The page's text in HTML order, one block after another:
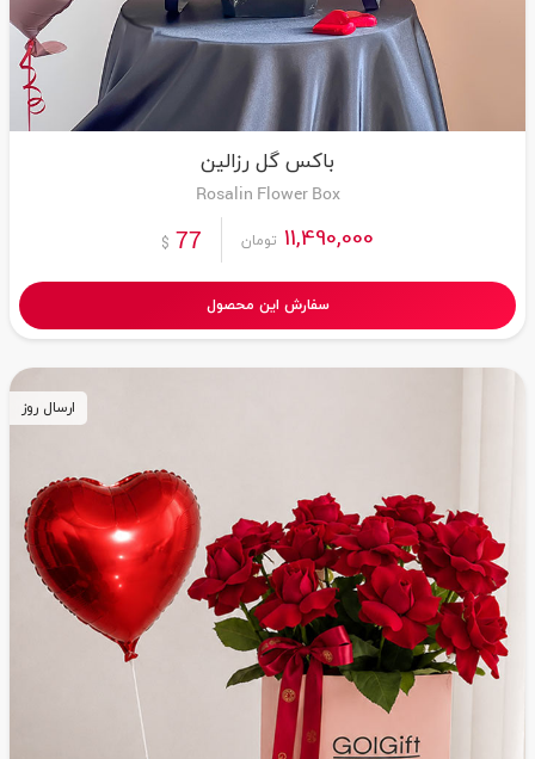
باکس گل رزالین
Rosalin Flower Box
11,490,000 تومان 77
$
سفارش این محصول
ارسال روز